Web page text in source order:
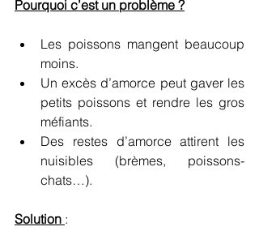
Pourquoi c’est un problème ?
Les poissons mangent beaucoup
moins.
Un excès d’amorce peut gaver les
petits poissons et rendre les gros
méfiants.
Des restes d’amorce attirent les
nuisibles (brèmes, poissons-
chats…).
Solution :